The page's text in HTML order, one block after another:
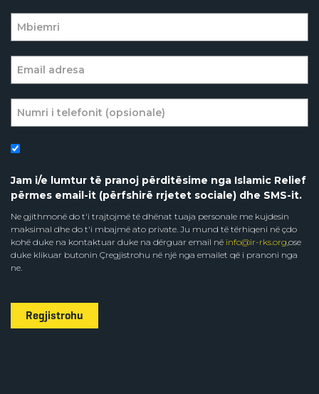
Jam i/e lumtur të pranoj përditësime nga Islamic Relief
përmes email-it (përfshirë rrjetet sociale) dhe SMS-it.
Ne gjithmonë do t'i trajtojmë të dhënat tuaja personale me kujdesin
maksimal dhe do t'i mbajmë ato private. Ju mund të tërhiqeni në çdo
kohë duke na kontaktuar duke na dërguar email në info@ir-rks.org,ose
duke klikuar butonin Çregjistrohu në një nga emailet që i pranoni nga
ne.
Regjistrohu